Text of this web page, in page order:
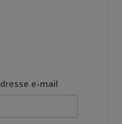
e-mail